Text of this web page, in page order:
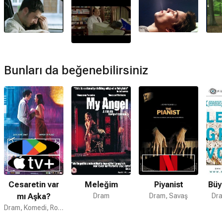
Bunları da beğenebilirsiniz
Cesaretin var
mı Aşka?
Dram, Komedi, Romantik
Meleğim
Dram
Piyanist
Dram, Savaş